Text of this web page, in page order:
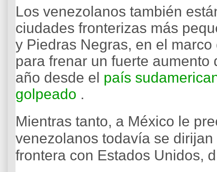
Los venezolanos también
ciudades fronterizas más
y Piedras Negras, en el
para frenar un fuerte
año desde el país
golpeado .
Mientras tanto, a México le
venezolanos todavía se
frontera con Estados Unidos,